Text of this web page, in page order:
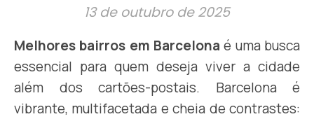
13 de outubro de 2025
Melhores bairros em Barcelona é uma busca
essencial para quem deseja viver a cidade
além dos cartões-postais. Barcelona é
vibrante, multifacetada e cheia de contrastes: